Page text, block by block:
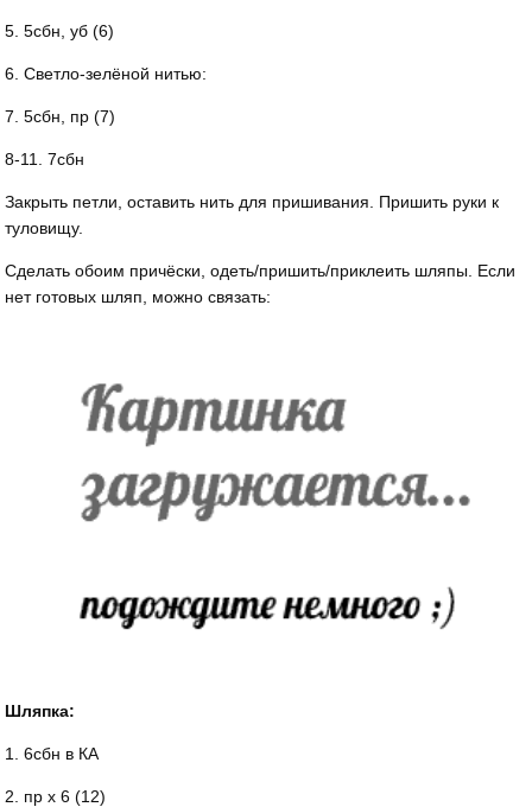
5. 5сбн, уб (6)
6. Светло-зелёной нитью:
7. 5сбн, пр (7)
8-11. 7сбн
Закрыть петли, оставить нить для пришивания. Пришить руки к
туловищу.
Сделать обоим причёски, одеть/пришить/приклеить шляпы. Если
нет готовых шляп, можно связать:
Шляпка:
1. 6сбн в КА
2. пр х 6 (12)